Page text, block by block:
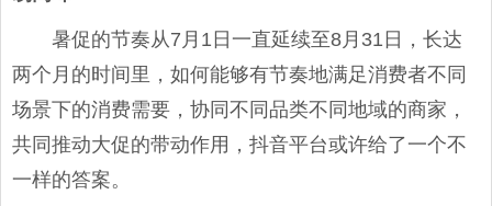
暑促的节奏从7月1日一直延续至8月31日，长达
两个月的时间里，如何能够有节奏地满足消费者不同
场景下的消费需要，协同不同品类不同地域的商家，
共同推动大促的带动作用，抖音平台或许给了一个不
一样的答案。